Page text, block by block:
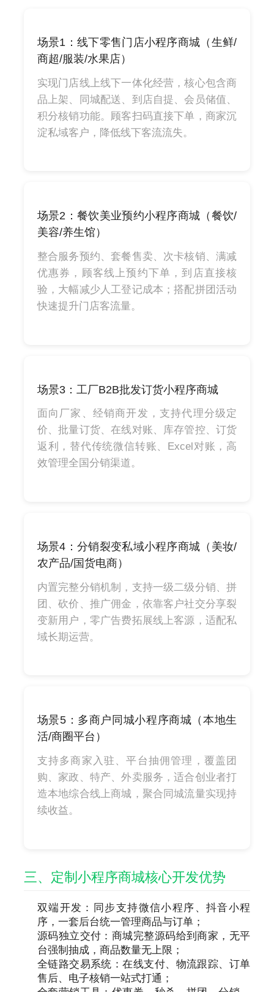
场景1：线下零售门店小程序商城（生鲜/
商超/服装/水果店）
实现门店线上线下一体化经营，核心包含商
品上架、同城配送、到店自提、会员储值、
积分核销功能。顾客扫码直接下单，商家沉
淀私域客户，降低线下客流流失。
场景2：餐饮美业预约小程序商城（餐饮/
美容/养生馆）
整合服务预约、套餐售卖、次卡核销、满减
优惠券，顾客线上预约下单，到店直接核
验，大幅减少人工登记成本；搭配拼团活动
快速提升门店客流量。
场景3：工厂B2B批发订货小程序商城
面向厂家、经销商开发，支持代理分级定
价、批量订货、在线对账、库存管控、订货
返利，替代传统微信转账、Excel对账，高
效管理全国分销渠道。
场景4：分销裂变私域小程序商城（美妆/
农产品/国货电商）
内置完整分销机制，支持一级二级分销、拼
团、砍价、推广佣金，依靠客户社交分享裂
变新用户，零广告费拓展线上客源，适配私
域长期运营。
场景5：多商户同城小程序商城（本地生
活/商圈平台）
支持多商家入驻、平台抽佣管理，覆盖团
购、家政、特产、外卖服务，适合创业者打
造本地综合线上商城，聚合同城流量实现持
续收益。
三、定制小程序商城核心开发优势
双端开发：同步支持微信小程序、抖音小程
序，一套后台统一管理商品与订单；
源码独立交付：商城完整源码给到商家，无平
台强制抽成，商品数量无上限；
全链路交易系统：在线支付、物流跟踪、订单
售后、电子核销一站式打通；